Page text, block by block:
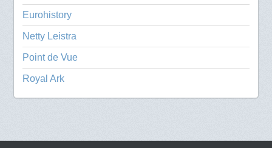
Eurohistory
Netty Leistra
Point de Vue
Royal Ark